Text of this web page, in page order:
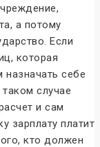
а потому
Если
которая
назначать себе
случае
и сам
зарплату платит
кто должен